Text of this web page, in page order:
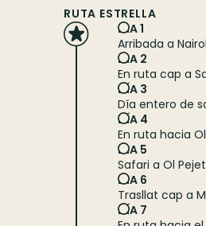
RUTA ESTRELLA
DIA 1
Arribada a
DIA 2
En ruta cap a
DÍA 3
Día entero de
DÍA 4
En ruta hacia
DIA 5
Safari a Ol
DIA 6
Trasllat cap a
DÍA 7